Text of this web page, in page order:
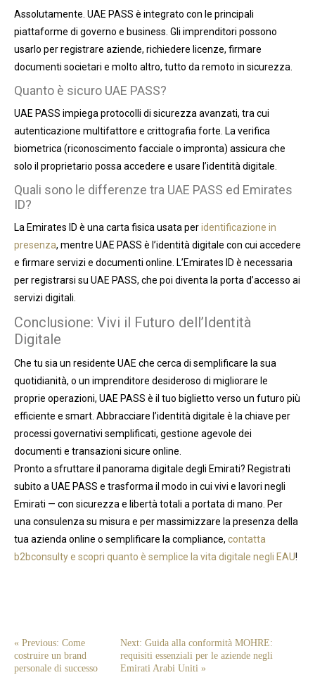
Assolutamente. UAE PASS è integrato con le principali
piattaforme di governo e business. Gli imprenditori possono
usarlo per registrare aziende, richiedere licenze, firmare
documenti societari e molto altro, tutto da remoto in sicurezza.
Quanto è sicuro UAE PASS?
UAE PASS impiega protocolli di sicurezza avanzati, tra cui
autenticazione multifattore e crittografia forte. La verifica
biometrica (riconoscimento facciale o impronta) assicura che
solo il proprietario possa accedere e usare l’identità digitale.
Quali sono le differenze tra UAE PASS ed Emirates
ID?
La Emirates ID è una carta fisica usata peridentificazione in
presenza, mentre UAE PASS è l’identità digitale con cui accedere
e firmare servizi e documenti online. L’Emirates ID è necessaria
per registrarsi su UAE PASS, che poi diventa la porta d’accesso ai
servizi digitali.
Conclusione: Vivi il Futuro dell’Identità
Digitale
Che tu sia un residente UAE che cerca di semplificare la sua
quotidianità, o un imprenditore desideroso di migliorare le
proprie operazioni, UAE PASS è il tuo biglietto verso un futuro più
efficiente e smart. Abbracciare l’identità digitale è la chiave per
processi governativi semplificati, gestione agevole dei
documenti e transazioni sicure online.
Pronto a sfruttare il panorama digitale degli Emirati? Registrati
subito a UAE PASS e trasforma il modo in cui vivi e lavori negli
Emirati — con sicurezza e libertà totali a portata di mano. Per
una consulenza su misura e per massimizzare la presenza della
tua azienda online o semplificare la compliance, contatta
b2bconsulty e scopri quanto è semplice la vita digitale negli EAU!
« Previous: Come
costruire un brand
personale di successo
Next: Guida alla conformità MOHRE:
requisiti essenziali per le aziende negli
Emirati Arabi Uniti »